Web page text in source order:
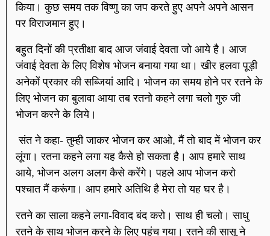
किया। कुछ समय तक विष्णु का जप करते हुए अपने अपने आसन
पर विराजमान हुए।
बहुत दिनों की प्रतीक्षा बाद आज जंवाई देवता जो आये है। आज
जंवाई देवता के लिए विशेष भोजन बनाया गया था। खीर हलवा पूड़ी
अनेकों प्रकार की सब्जियां आदि। भोजन का समय होने पर रतने के
लिए भोजन का बुलावा आया तब रतनो कहने लगा चलो गुरु जी
भोजन करने के लिये।
संत ने कहा- तुम्ही जाकर भोजन कर आओ, मैं तो बाद में भोजन कर
लूंगा। रतना कहने लगा यह कैसे हो सकता है। आप हमारे साथ
आये, भोजन अलग अलग कैसे करेंगे। पहले आप भोजन करो
पश्चात मैं करूंगा। आप हमारे अतिथि है मेरा तो यह घर है।
रतने का साला कहने लगा-विवाद बंद करो। साथ ही चलो। साधु
रतने के साथ भोजन करने के लिए पहुंच गया। रतने की सासू ने